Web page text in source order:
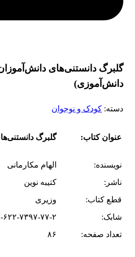
گلبرگ دانستنی‌های
دانش‌آموزی)
دسته: کودک و نوجوان
عنوان کتاب: گلبرگ
نویسنده:
الهام مکارمانی
ناشر:
کتیبه نوین
قطع کتاب:
وزیری
شابک:
۹۷۸-۶۲۲-۷۳۹۷-
تعداد صفحه:
۸۶